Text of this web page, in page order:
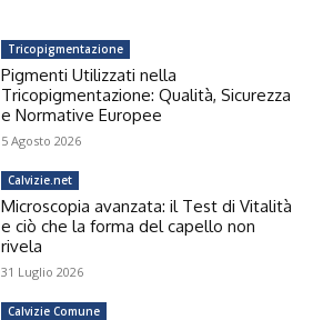
Tricopigmentazione
Pigmenti Utilizzati nella
Tricopigmentazione: Qualità, Sicurezza
e Normative Europee
5 Agosto 2026
Calvizie.net
Microscopia avanzata: il Test di Vitalità
e ciò che la forma del capello non
rivela
31 Luglio 2026
Calvizie Comune